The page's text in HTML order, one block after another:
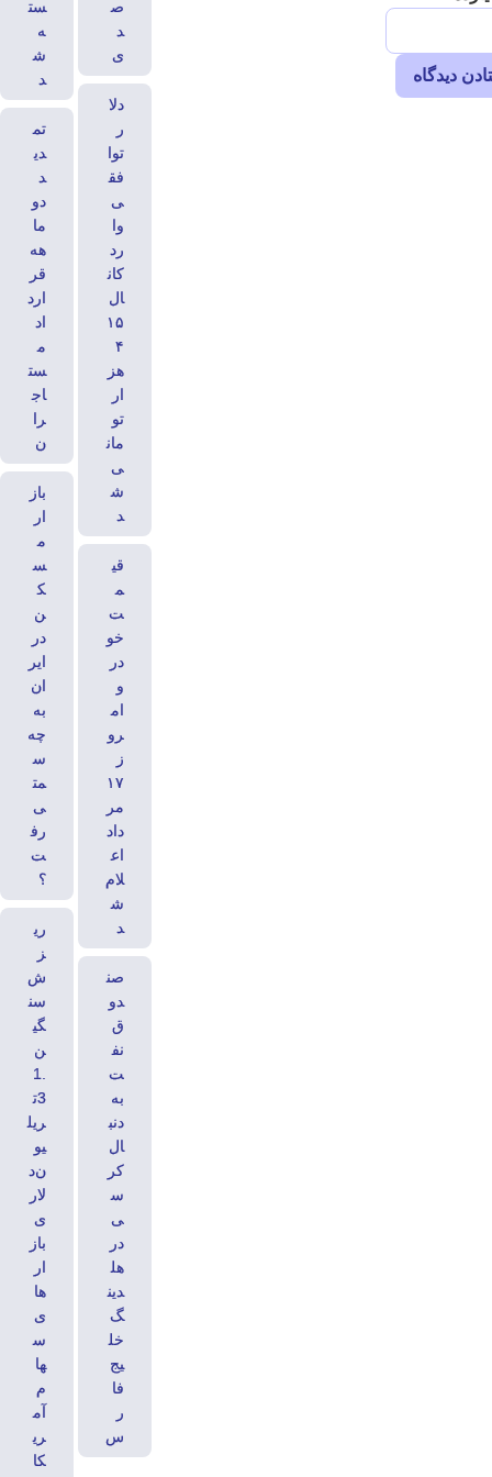
ص
د
ی
دلا
ر
توا
فق
ی
وا
رد
کان
ال
۱۵
۴
هز
ار
تو
مان
ی
ش
د
قی
م
ت
خو
در
و
ام
رو
ز
۱۷
مر
داد
اع
لام
ش
د
صن
دو
ق
نف
ت
به
دنب
ال
کر
س
ی
در
هل
دین
گ
خل
یج‌
فا
ر
س
ست
ه
ش
د
تم
دی
د
دو
ما
هه
قر
ارد
اد
م
ست
اج
را
ن
باز
ار
م
س
ک
ن
در
ایر
ان
به
چه
س
مت
ی
رف
ت
؟
ری
ز
ش
سن
گی
ن
1.
3ت
ریل
یو
ن‌د
لار
ی
باز
ار
ها
ی
س
ها
م
آم
ری
کا